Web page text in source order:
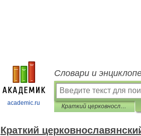
academic.ru
Словари и
Краткий церковнославянский словарь
Краткий